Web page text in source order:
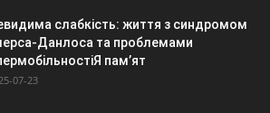
слабкість: життя з синдромом
Данлоса та проблемами
пам’ят
07-23